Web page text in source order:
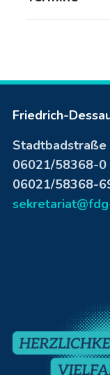
Friedrich-
Stadtbadstraße
06021/58368-0
06021/58368-